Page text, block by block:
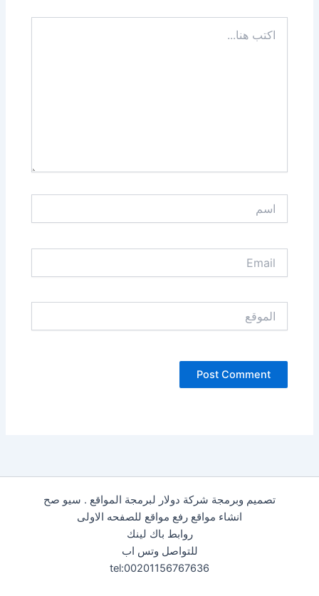
هنا...
تصميم وبرمجة شركة دولار لبرمجة المواقع . سيو صح
انشاء مواقع رفع مواقع للصفحه الاولى
روابط باك لينك
للتواصل وتس اب
tel:00201156767636